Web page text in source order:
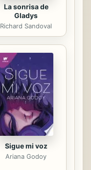
La sonrisa de
Gladys
Richard Sandoval
Sigue mi voz
Ariana Godoy